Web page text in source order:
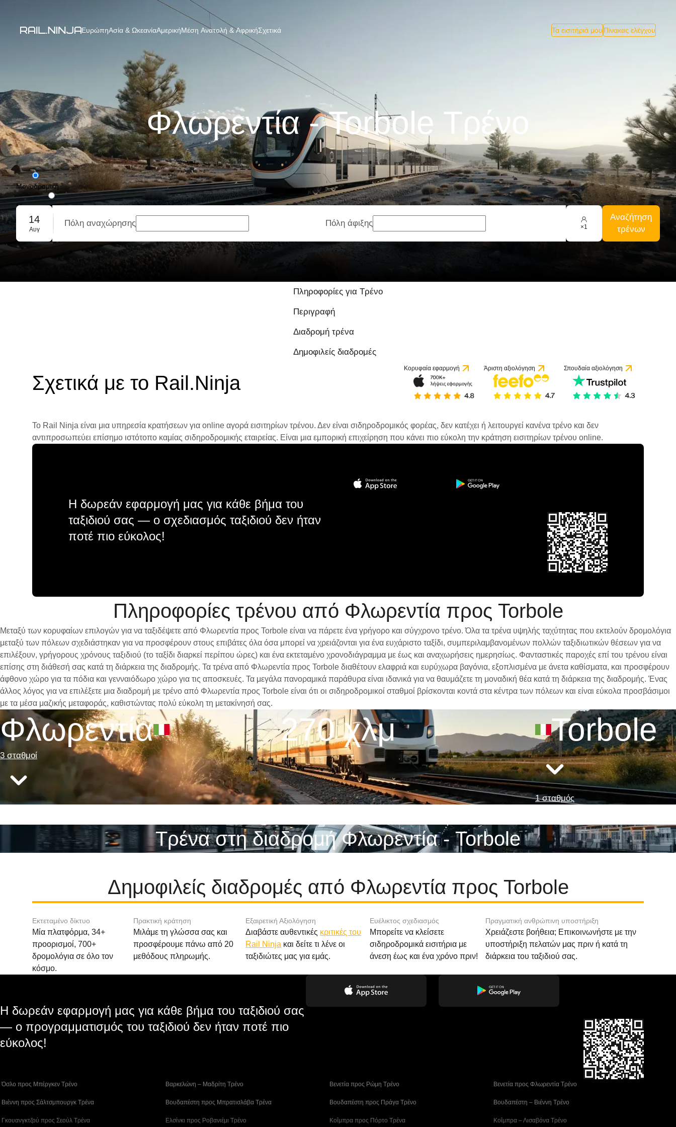
ΕυρώπηΑσία & ΩκεανίαΑμερικήΜέση Ανατολή & ΑφρικήΣχετικά Τα εισιτήριά μου Πίνακας ελέγχου
Φλωρεντία - Torbole Tρένο
Μονοδρομική
Με επιστροφή
Ομαδική κράτηση
14
Αυγ
Πόλη αναχώρησης Πόλη άφιξης ×1
Αναζήτηση
τρένων
Πληροφορίες για Τρένο
Περιγραφή
Διαδρομή τρένα
Δημοφιλείς διαδρομές
Σχετικά με το Rail.Ninja
Κορυφαία εφαρμογή Άριστη αξιολόγηση Σπουδαία αξιολόγηση
Το Rail Ninja είναι μια υπηρεσία κρατήσεων για online αγορά εισιτηρίων τρένου. Δεν είναι σιδηροδρομικός φορέας, δεν κατέχει ή λειτουργεί κανένα τρένο και δεν
αντιπροσωπεύει επίσημο ιστότοπο καμίας σιδηροδρομικής εταιρείας. Είναι μια εμπορική επιχείρηση που κάνει πιο εύκολη την κράτηση εισιτηρίων τρένου online.
Η δωρεάν εφαρμογή μας για κάθε βήμα του
ταξιδιού σας — ο σχεδιασμός ταξιδιού δεν ήταν
ποτέ πιο εύκολος!
Πληροφορίες τρένου από Φλωρεντία προς Torbole
Μεταξύ των κορυφαίων επιλογών για να ταξιδέψετε από Φλωρεντία προς Torbole είναι να πάρετε ένα γρήγορο και σύγχρονο τρένο. Όλα τα τρένα υψηλής ταχύτητας που εκτελούν δρομολόγια
μεταξύ των πόλεων σχεδιάστηκαν για να προσφέρουν στους επιβάτες όλα όσα μπορεί να χρειάζονται για ένα ευχάριστο ταξίδι, συμπεριλαμβανομένων πολλών ταξιδιωτικών θέσεων για να
επιλέξουν, γρήγορους χρόνους ταξιδιού (το ταξίδι διαρκεί περίπου ώρες) και ένα εκτεταμένο χρονοδιάγραμμα με έως και αναχωρήσεις ημερησίως. Φανταστικές παροχές επί του τρένου είναι
επίσης στη διάθεσή σας κατά τη διάρκεια της διαδρομής. Τα τρένα από Φλωρεντία προς Torbole διαθέτουν ελαφριά και ευρύχωρα βαγόνια, εξοπλισμένα με άνετα καθίσματα, και προσφέρουν
άφθονο χώρο για τα πόδια και γενναιόδωρο χώρο για τις αποσκευές. Τα μεγάλα πανοραμικά παράθυρα είναι ιδανικά για να θαυμάζετε τη μοναδική θέα κατά τη διάρκεια της διαδρομής. Ένας
άλλος λόγος για να επιλέξετε μια διαδρομή με τρένο από Φλωρεντία προς Torbole είναι ότι οι σιδηροδρομικοί σταθμοί βρίσκονται κοντά στα κέντρα των πόλεων και είναι εύκολα προσβάσιμοι
με τα μέσα μαζικής μεταφοράς, καθιστώντας πολύ εύκολη τη μετακίνησή σας.
Φλωρεντία
3 σταθμοί
270 χλμ Torbole
1 σταθμός
Τρένα στη διαδρομή Φλωρεντία - Torbole
Δημοφιλείς διαδρομές από Φλωρεντία προς Torbole
Εκτεταμένο δίκτυο
Μία πλατφόρμα, 34+
προορισμοί, 700+
δρομολόγια σε όλο τον
κόσμο.
Πρακτική κράτηση
Μιλάμε τη γλώσσα σας και
προσφέρουμε πάνω από 20
μεθόδους πληρωμής.
Εξαιρετική Αξιολόγηση
Διαβάστε αυθεντικές κριτικές του
Rail Ninja και δείτε τι λένε οι
ταξιδιώτες μας για εμάς.
Ευέλικτος σχεδιασμός
Μπορείτε να κλείσετε
σιδηροδρομικά εισιτήρια με
άνεση έως και ένα χρόνο πριν!
Πραγματική ανθρώπινη υποστήριξη
Χρειάζεστε βοήθεια; Επικοινωνήστε με την
υποστήριξη πελατών μας πριν ή κατά τη
διάρκεια του ταξιδιού σας.
Η δωρεάν εφαρμογή μας για κάθε βήμα του ταξιδιού σας
— ο προγραμματισμός του ταξιδιού δεν ήταν ποτέ πιο
εύκολος!
Όσλο προς Μπέργκεν Tρένο Βαρκελώνη – Μαδρίτη Tρένο Βενετία προς Ρώμη Τρένο Βενετία προς Φλωρεντία Τρένο
Βιέννη προς Σάλτσμπουργκ Τρένα Βουδαπέστη προς Μπρατισλάβα Τρένα Βουδαπέστη προς Πράγα Tρένο Βουδαπέστη – Βιέννη Tρένο
Γκουανγκτζού προς Σεούλ Τρένα Ελσίνκι προς Ροβανιέμι Τρένο Κοΐμπρα προς Πόρτο Τρένα Κοΐμπρα – Λισαβόνα Τρένο